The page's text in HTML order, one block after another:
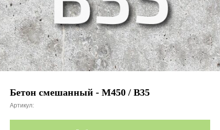
Бетон смешанный - М450 / В35
Артикул: